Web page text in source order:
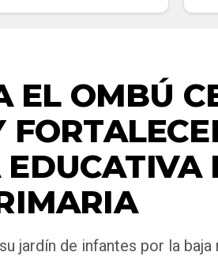
EL OMBÚ
EDUCATIVA
jardín de infantes por la baja